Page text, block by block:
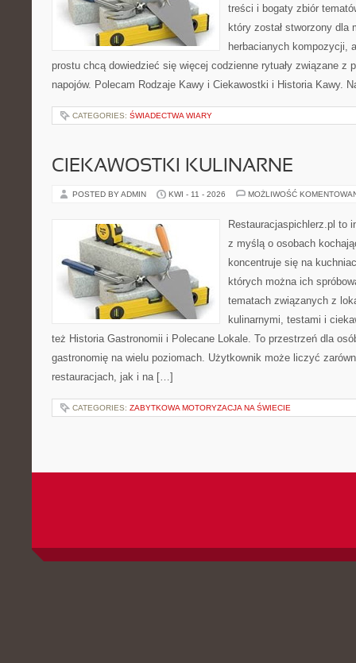
treści i bogaty zbiór
który został stworzony dla
herbacianych kompozycji,
prostu chcą dowiedzieć się więcej codzienne rytuały związane z
napojów. Polecam Rodzaje Kawy i Ciekawostki i Historia Kawy.
CATEGORIES: ŚWIADECTWA WIARY
CIEKAWOSTKI KULINARNE
POSTED BY ADMIN KWI - 11 - 2026 MOŻLIWOŚĆ
Restauracjaspichlerz.pl to
z myślą o osobach
koncentruje się na
których można ich
tematach związanych z
kulinarnymi, testami i
też Historia Gastronomii i Polecane Lokale. To przestrzeń dla
gastronomię na wielu poziomach. Użytkownik może liczyć
restauracjach, jak i na […]
CATEGORIES: ZABYTKOWA MOTORYZACJA NA ŚWIECIE